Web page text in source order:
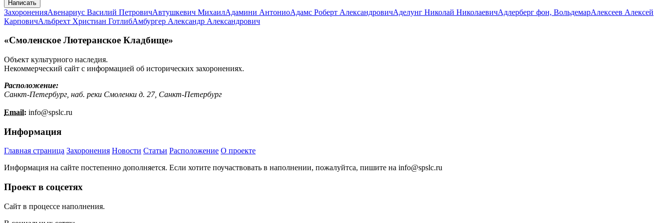
Написать
ЗахороненияАвенариус Василий ПетровичАвтушкевич МихаилАдамини АнтониоАдамс Роберт АлександровичАделунг Николай НиколаевичАдлерберг фон, ВольдемарАлексеев Алексей
КарповичАльбрехт Христиан ГотлибАмбургер Александр Александрович
«Смоленское Лютеранское Кладбище»
Объект культурного наследия.
Некоммерческий сайт с информацией об исторических захоронениях.
Расположение:
Санкт-Петербург, наб. реки Смоленки д. 27, Санкт-Петербург
Email: info@spslc.ru
Информация
Главная страница Захоронения Новости Статьи Расположение О проекте
Информация на сайте постепенно дополняется. Если хотите поучаствовать в наполнении, пожалуйтса, пишите на info@spslc.ru
Проект в соцсетях
Сайт в процессе наполнения.